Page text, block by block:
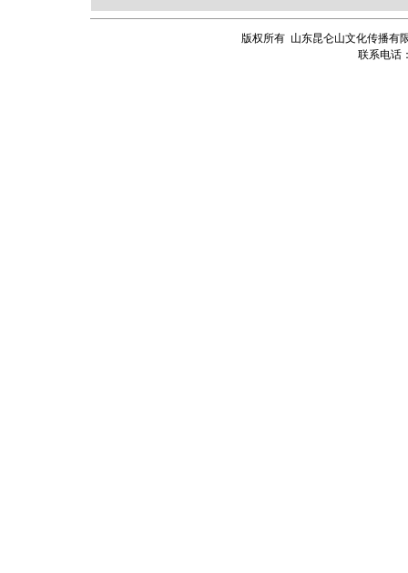
版权所有 山东昆仑山文化传播有
联系电话